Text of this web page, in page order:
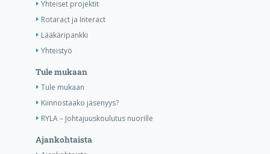
Yhteiset projektit
Rotaract ja Interact
Lääkäripankki
Yhteistyö
Tule mukaan
Tule mukaan
Kiinnostaako jäsenyys?
RYLA – Johtajuuskoulutus nuorille
Ajankohtaista